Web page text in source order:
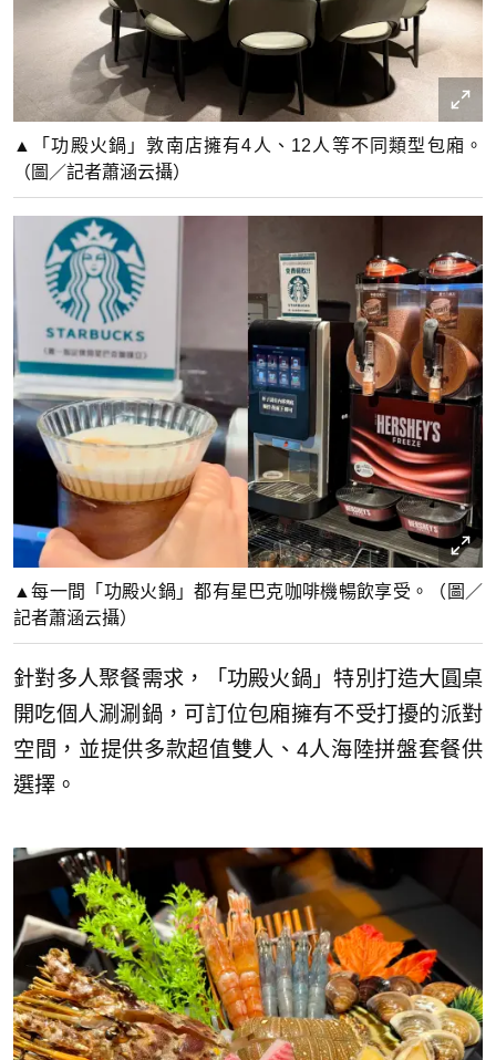
▲「功殿火鍋」敦南店擁有4人、12人等不同類型包廂。
（圖／記者蕭涵云攝）
▲每一間「功殿火鍋」都有星巴克咖啡機暢飲享受。（圖／
記者蕭涵云攝）
針對多人聚餐需求，「功殿火鍋」特別打造大圓桌
開吃個人涮涮鍋，可訂位包廂擁有不受打擾的派對
空間，並提供多款超值雙人、4人海陸拼盤套餐供
選擇。